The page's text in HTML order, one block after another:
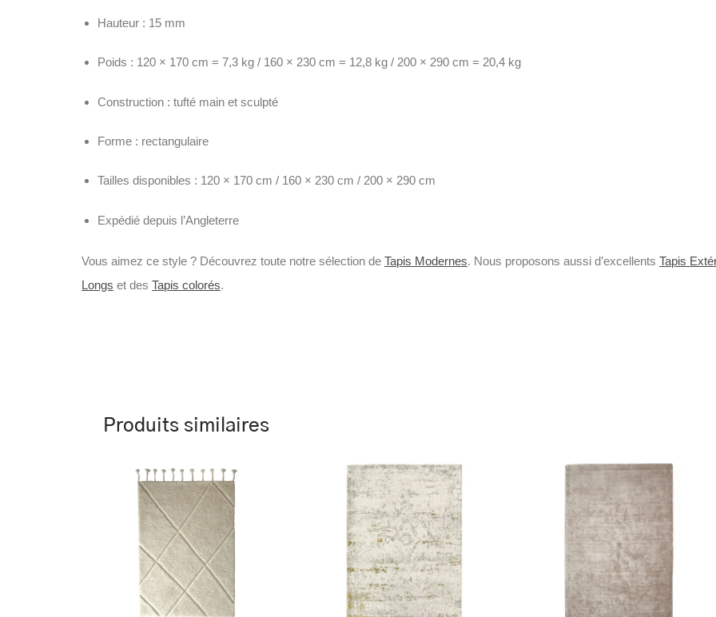
Hauteur : 15 mm
Poids : 120 × 170 cm = 7,3 kg / 160 × 230 cm = 12,8 kg / 200 × 290 cm = 20,4 kg
Construction : tufté main et sculpté
Forme : rectangulaire
Tailles disponibles : 120 × 170 cm / 160 × 230 cm / 200 × 290 cm
Expédié depuis l’Angleterre
Vous aimez ce style ? Découvrez toute notre sélection de Tapis Modernes. Nous proposons aussi d’excellents Tapis
Longs et des Tapis colorés.
Produits similaires